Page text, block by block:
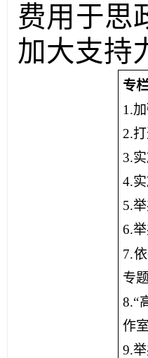
费用于思
加大支持
专
1.
2.
3.
4.
5.
6.
7.
专
8.“
作
9.